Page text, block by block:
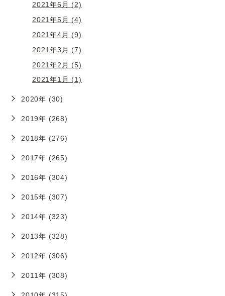
2021年6月 (2)
2021年5月 (4)
2021年4月 (9)
2021年3月 (7)
2021年2月 (5)
2021年1月 (1)
2020年 (30)
2019年 (268)
2018年 (276)
2017年 (265)
2016年 (304)
2015年 (307)
2014年 (323)
2013年 (328)
2012年 (306)
2011年 (308)